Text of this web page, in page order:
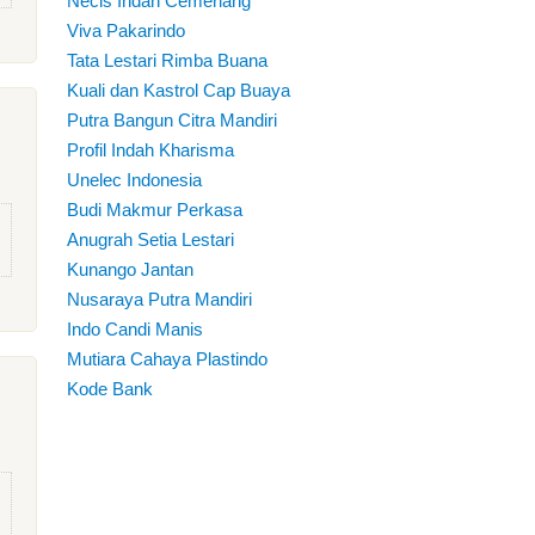
Viva Pakarindo
Tata Lestari Rimba Buana
Kuali dan Kastrol Cap Buaya
Putra Bangun Citra Mandiri
Profil Indah Kharisma
Unelec Indonesia
Budi Makmur Perkasa
Anugrah Setia Lestari
Kunango Jantan
Nusaraya Putra Mandiri
Indo Candi Manis
Mutiara Cahaya Plastindo
Kode Bank